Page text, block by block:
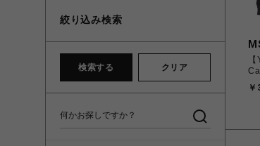
絞り込み検索
検索する クリア